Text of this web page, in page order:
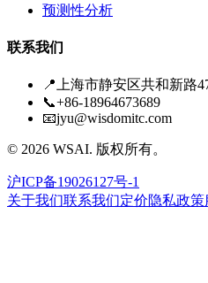
预测性分析
联系我们
📍 上海市静安区共和新路
📞+86-18964673689
📧jyu@wisdomitc.com
© 2026 WSAI. 版权所有。
沪ICP备19026127号-1
关于我们联系我们定价隐私政策